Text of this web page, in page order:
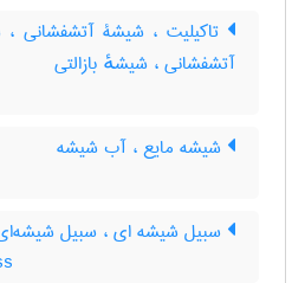
تاکیلیت ، شیشۀ آتشفشانی
آتشفشانی ، شیشهٔ بازالتی
شیشه مایع ، آب شیشه
سبیل شیشه ای ، سبیل